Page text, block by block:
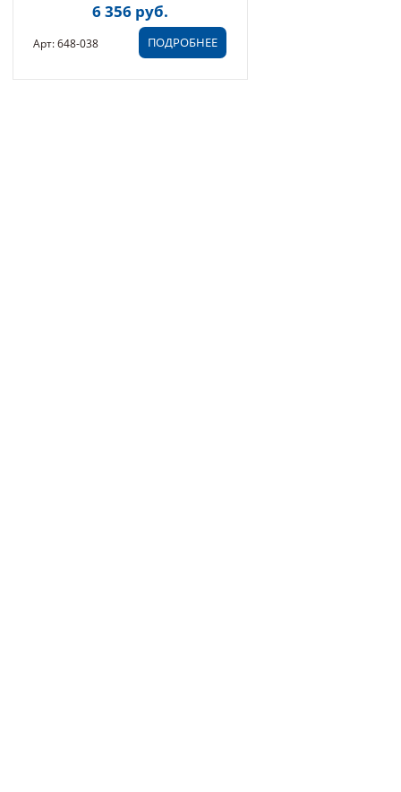
6 356 руб.
ПОДРОБНЕЕ
Арт: 648-038